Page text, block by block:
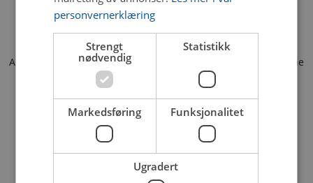
Application error: a client-side exception has occurred (see the
browser console for more information).
personvernerklæring
Strengt
nødvendig
Statistikk
Markedsføring Funksjonalitet
Ugradert